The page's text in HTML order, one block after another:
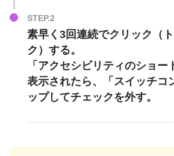
素早く3回連続でクリック （
ク）する。
「アクセシビリティのショ
表示されたら、「 スイッチコ
ップしてチェックを外す。